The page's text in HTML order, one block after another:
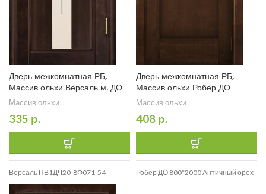
Дверь межкомнатная РБ,
Массив ольхи Версаль м. ДО
Массив ольхи
335 р.
Версаль ПВ1ДЧ20-8Ф071-54
Дверь межкомнатная РБ,
Массив ольхи Робер ДО
Массив ольхи
408 р.
Робер ДО 800*2000 Античный орех